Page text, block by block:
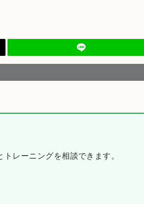
レーニングを相談できます。